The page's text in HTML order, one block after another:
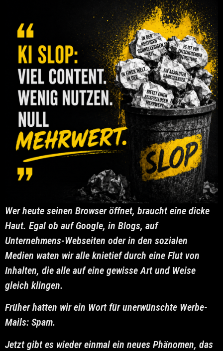
Wer heute seinen Browser öffnet, braucht eine dicke
Haut. Egal ob auf Google, in Blogs, auf
Unternehmens-Webseiten oder in den sozialen
Medien waten wir alle knietief durch eine Flut von
Inhalten, die alle auf eine gewisse Art und Weise
gleich klingen.
Früher hatten wir ein Wort für unerwünschte Werbe-
Mails: Spam.
Jetzt gibt es wieder einmal ein neues Phänomen, das